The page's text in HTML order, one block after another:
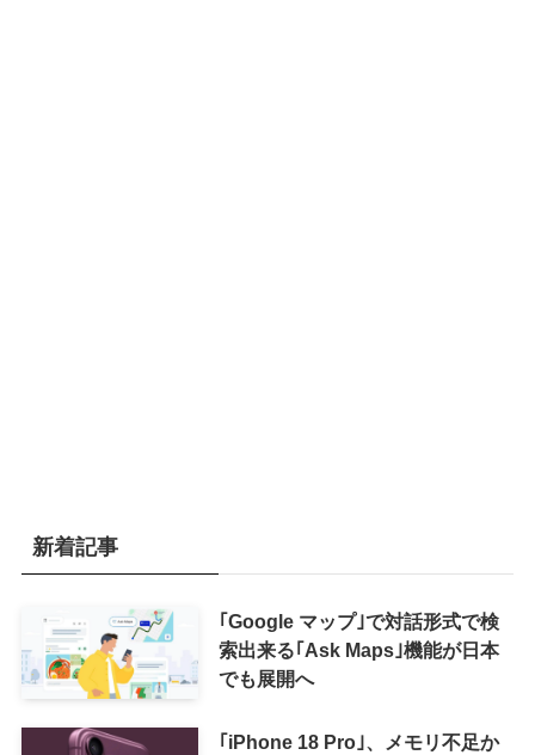
新着記事
｢Google マップ｣で対話形式で検
索出来る｢Ask Maps｣機能が日本
でも展開へ
｢iPhone 18 Pro｣、メモリ不足か